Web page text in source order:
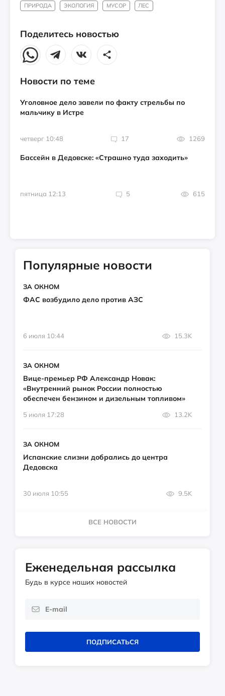
ПРИРОДА ЭКОЛОГИЯ МУСОР ЛЕС
Поделитесь новостью
Новости по теме
Уголовное дело завели по факту стрельбы по
мальчику в Истре
четверг 10:48 17 1269
Бассейн в Дедовске: «Страшно туда заходить»
пятница 12:13 5 615
Популярные новости
ЗА ОКНОМ
ФАС возбудило дело против АЗС
6 июля 10:44 15.3K
ЗА ОКНОМ
Вице-премьер РФ Александр Новак:
«Внутренний рынок России полностью
обеспечен бензином и дизельным топливом»
5 июля 17:28 13.2K
ЗА ОКНОМ
Испанские слизни добрались до центра
Дедовска
30 июля 10:55 9.5K
ВСЕ НОВОСТИ
Еженедельная рассылка
Будь в курсе наших новостей
ПОДПИСАТЬСЯ